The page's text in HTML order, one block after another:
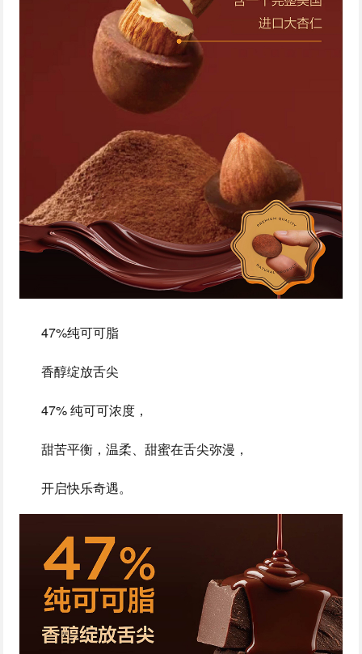
47%纯可可脂
香醇绽放舌尖
47% 纯可可浓度，
甜苦平衡，温柔、甜蜜在舌尖弥漫，
开启快乐奇遇。